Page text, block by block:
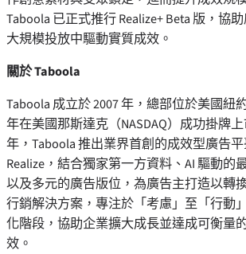
Taboola 已正式推行 Realize+ Beta 版，協
大規模投放中驅動實質成效。
關於 Taboola
Taboola 成立於 2007 年，總部位於美國紐
年在美國那斯達克（NASDAQ）成功掛牌
年，Taboola 推出業界首創的成效型廣告
Realize，結合獨家第一方資料、AI 驅動的
以及多元的廣告版位，為廣告主打造以轉
行銷解決方案，專注於「考慮」至「行動
化階段，協助企業擴大成長並達成可衡量
效。